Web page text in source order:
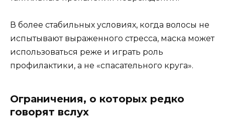
В более стабильных условиях, когда волосы не
испытывают выраженного стресса, маска может
использоваться реже и играть роль
профилактики, а не «спасательного круга».
Ограничения, о которых редко
говорят вслух